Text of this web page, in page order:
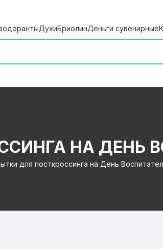
ДухиБриолинДеньги сувенирные
НА ДЕНЬ
для посткроссинга на День